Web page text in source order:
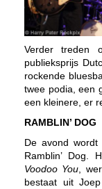
Verder treden
publieksprijs
rockende
twee podia, een
een kleinere, er
RAMBLIN’ DOG
De avond wordt
Ramblin’ Dog.
Voodoo You ,
bestaat uit